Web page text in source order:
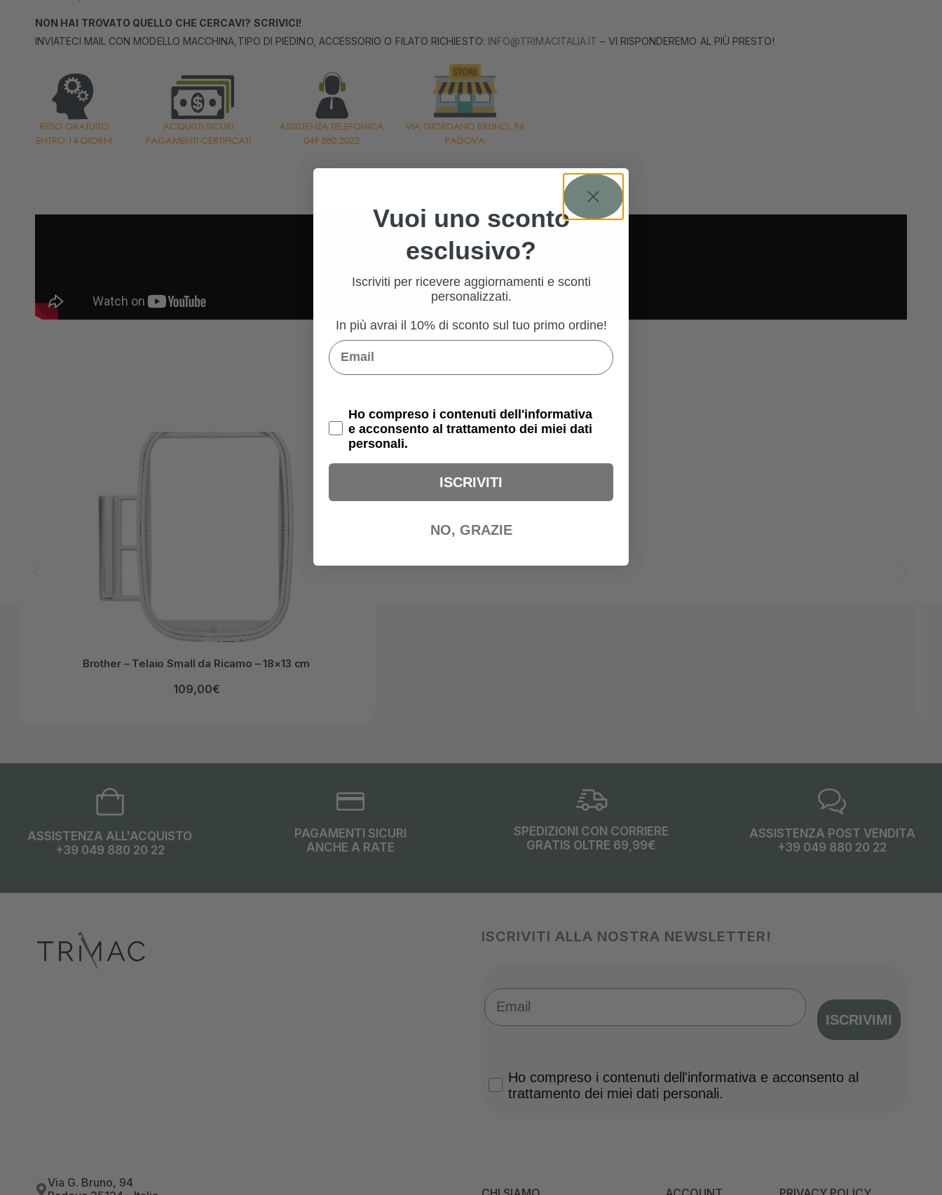
NON HAI TROVATO QUELLO CHE CERCAVI? SCRIVICI!
INVIATECI MAIL CON MODELLO MACCHINA,TIPO DI PIEDINO, ACCESSORIO O FILATO RICHIESTO: INFO@TRIMACITALIA.IT – VI RISPONDEREMO AL PIÙ PRESTO!
Brother – Telaio Small da Ricamo – 18×13 cm
109,00€
ASSISTENZA ALL'ACQUISTO
+39 049 880 20 22
PAGAMENTI SICURI
ANCHE A RATE
SPEDIZIONI CON CORRIERE
GRATIS OLTRE 69,99€
ASSISTENZA POST VENDITA
+39 049 880 20 22
ISCRIVITI ALLA NOSTRA NEWSLETTER!
Email
ISCRIVIMI
Privacy Policy
Ho compreso i contenuti dell'informativa e acconsento al
trattamento dei miei dati personali.
Via G. Bruno, 94
Vuoi uno sconto
esclusivo?
Iscriviti per ricevere aggiornamenti e sconti
personalizzati.
In più avrai il 10% di sconto sul tuo primo ordine!
Email
Privacy Policy
Ho compreso i contenuti dell'informativa
e acconsento al trattamento dei miei dati
personali.
ISCRIVITI
NO, GRAZIE